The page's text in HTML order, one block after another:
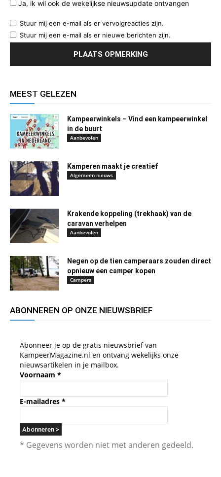
Ja, ik wil ook de wekelijkse nieuwsupdate ontvangen
Stuur mij een e-mail als er vervolgreacties zijn.
Stuur mij een e-mail als er nieuwe berichten zijn.
MEEST GELEZEN
Kampeerwinkels – Vind een kampeerwinkel
in de buurt
Aanbevolen
Kamperen maakt je creatief
Algemeen nieuws
Krakende koppeling (trekhaak) van de
caravan verhelpen
Aanbevolen
Negen op de tien camperaars zouden direct
opnieuw een camper kopen
Campers
ABONNEREN OP ONZE NIEUWSBRIEF
Abonneer je op de gratis nieuwsbrief van
KampeerMagazine.nl en ontvang wekelijks onze
nieuwsartikelen in je mailbox.
Voornaam *
E-mailadres *
* Gegevens worden niet met anderen gedeeld.